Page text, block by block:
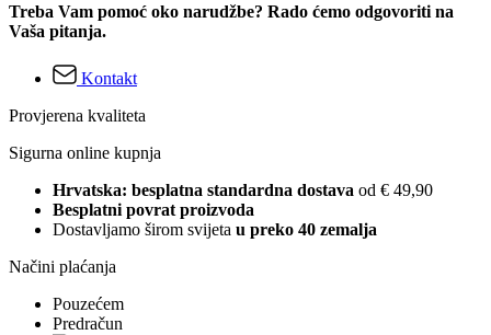
Treba Vam pomoć oko narudžbe? Rado ćemo odgovoriti na
Vaša pitanja.
Kontakt
Provjerena kvaliteta
Sigurna online kupnja
Hrvatska: besplatna standardna dostava od € 49,90
Besplatni povrat proizvoda
Dostavljamo širom svijeta u preko 40 zemalja
Načini plaćanja
Pouzećem
Predračun